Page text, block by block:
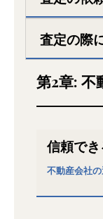
査定の際
第2章: 不
信頼で
不動産会社